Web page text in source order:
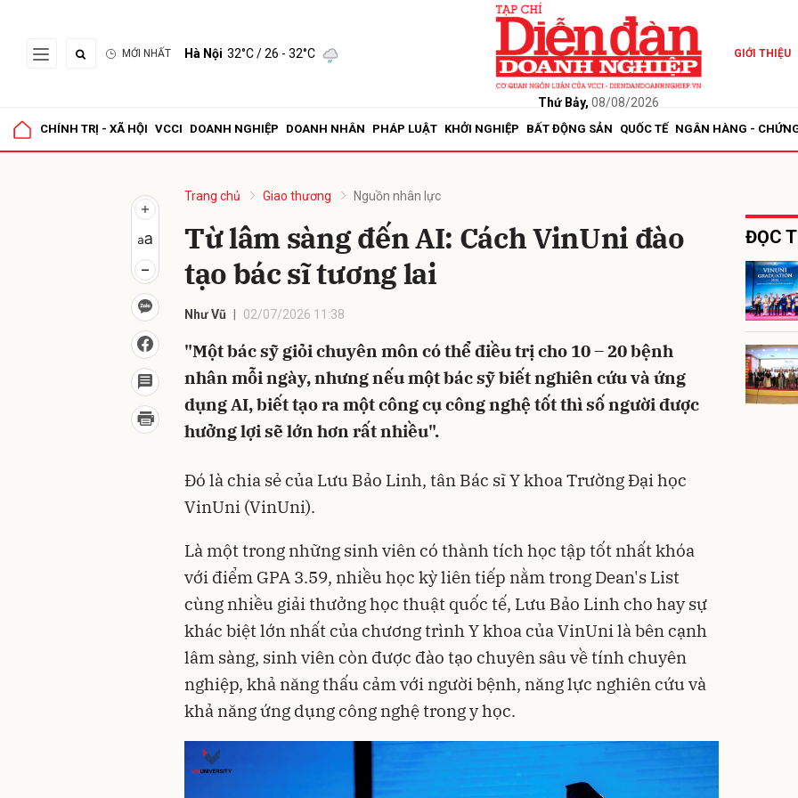
MỚI NHẤT Hà Nội 32°C/ 26 - 32°C
Thứ Bảy, 08/08/2026
GIỚI THIỆU
CHÍNH TRỊ - XÃ HỘI VCCI DOANH NGHIỆP DOANH NHÂN PHÁP LUẬT KHỞI NGHIỆP BẤT ĐỘNG SẢN QUỐC TẾ NGÂN HÀNG -
Trang chủ Giao thương Nguồn nhân lực
Từ lâm sàng đến AI: Cách VinUni đào
tạo bác sĩ tương lai
Như Vũ 02/07/2026 11:38
"Một bác sỹ giỏi chuyên môn có thể điều trị cho 10 – 20 bệnh
nhân mỗi ngày, nhưng nếu một bác sỹ biết nghiên cứu và ứng
dụng AI, biết tạo ra một công cụ công nghệ tốt thì số người được
hưởng lợi sẽ lớn hơn rất nhiều".
Đó là chia sẻ của Lưu Bảo Linh, tân Bác sĩ Y khoa Trường Đại học
VinUni (VinUni).
Là một trong những sinh viên có thành tích học tập tốt nhất khóa
với điểm GPA 3.59, nhiều học kỳ liên tiếp nằm trong Dean's List
cùng nhiều giải thưởng học thuật quốc tế, Lưu Bảo Linh cho hay sự
khác biệt lớn nhất của chương trình Y khoa của VinUni là bên cạnh
lâm sàng, sinh viên còn được đào tạo chuyên sâu về tính chuyên
nghiệp, khả năng thấu cảm với người bệnh, năng lực nghiên cứu và
khả năng ứng dụng công nghệ trong y học.
ĐỌC